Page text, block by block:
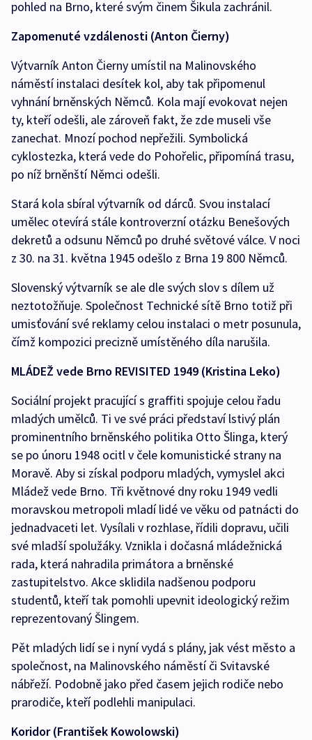
pohled na Brno, které svým činem Šikula zachránil.
Zapomenuté vzdálenosti (Anton Čierny)
Výtvarník Anton Čierny umístil na Malinovského
náměstí instalaci desítek kol, aby tak připomenul
vyhnání brněnských Němců. Kola mají evokovat nejen
ty, kteří odešli, ale zároveň fakt, že zde museli vše
zanechat. Mnozí pochod nepřežili. Symbolická
cyklostezka, která vede do Pohořelic, připomíná trasu,
po níž brněnští Němci odešli.
Stará kola sbíral výtvarník od dárců. Svou instalací
umělec otevírá stále kontroverzní otázku Benešových
dekretů a odsunu Němců po druhé světové válce. V noci
z 30. na 31. května 1945 odešlo z Brna 19 800 Němců.
Slovenský výtvarník se ale dle svých slov s dílem už
neztotožňuje. Společnost Technické sítě Brno totiž při
umisťování své reklamy celou instalaci o metr posunula,
čímž kompozici precizně umístěného díla narušila.
MLÁDEŽ vede Brno REVISITED 1949 (Kristina Leko)
Sociální projekt pracující s graffiti spojuje celou řadu
mladých umělců. Ti ve své práci představí lstivý plán
prominentního brněnského politika Otto Šlinga, který
se po únoru 1948 ocitl v čele komunistické strany na
Moravě. Aby si získal podporu mladých, vymyslel akci
Mládež vede Brno. Tři květnové dny roku 1949 vedli
moravskou metropoli mladí lidé ve věku od patnácti do
jednadvaceti let. Vysílali v rozhlase, řídili dopravu, učili
své mladší spolužáky. Vznikla i dočasná mládežnická
rada, která nahradila primátora a brněnské
zastupitelstvo. Akce sklidila nadšenou podporu
studentů, kteří tak pomohli upevnit ideologický režim
reprezentovaný Šlingem.
Pět mladých lidí se i nyní vydá s plány, jak vést město a
společnost, na Malinovského náměstí či Svitavské
nábřeží. Podobně jako před časem jejich rodiče nebo
prarodiče, kteří podlehli manipulaci.
Koridor (František Kowolowski)